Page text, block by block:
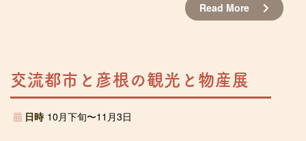
Read More
交流都市と彦根の観光と物産展
日時 10月下旬〜11月3日